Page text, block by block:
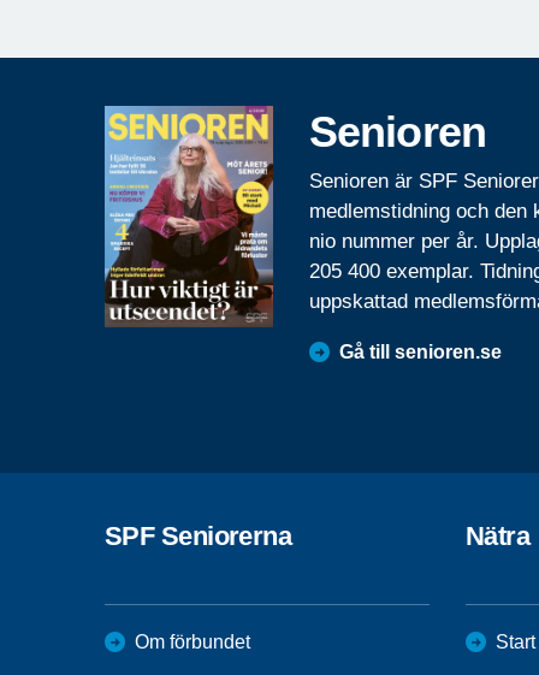
Senioren
Senioren är SPF
medlemstidning och den
nio nummer per år.
205 400 exemplar.
uppskattad
Gå till senioren.se
SPF Seniorerna
Om förbundet
Nätra
Start